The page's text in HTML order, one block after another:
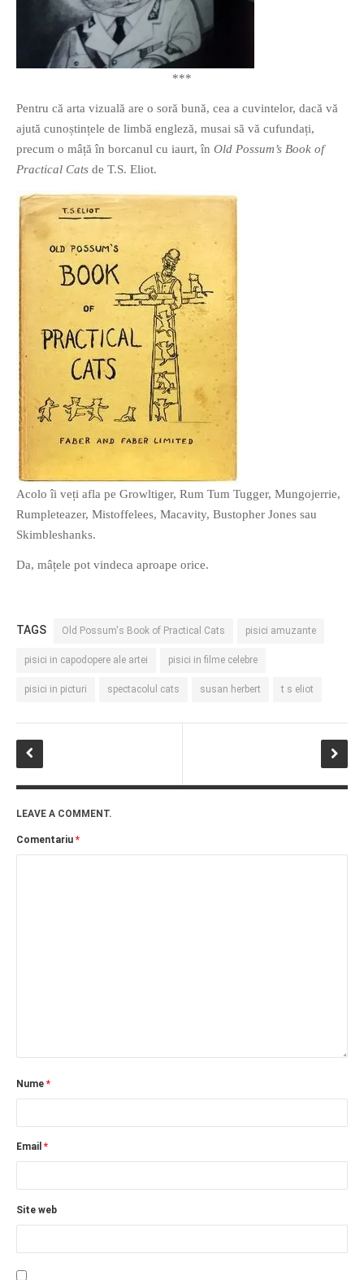
***
Pentru că arta vizuală are o soră bună, cea a cuvintelor, dacă vă
ajută cunoștințele de limbă engleză, musai să vă cufundați,
precum o mâță în borcanul cu iaurt, în Old Possum’s Book of
Practical Cats de T.S. Eliot.
Acolo îi veți afla pe Growltiger, Rum Tum Tugger, Mungojerrie,
Rumpleteazer, Mistoffelees, Macavity, Bustopher Jones sau
Skimbleshanks.
Da, mâțele pot vindeca aproape orice.
TAGS Old Possum's Book of Practical Cats pisici amuzante
pisici in capodopere ale artei pisici in filme celebre
pisici in picturi spectacolul cats susan herbert t s eliot
LEAVE A COMMENT.
Comentariu *
Nume *
Email *
Site web